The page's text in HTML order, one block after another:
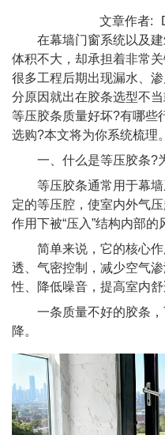
文章作者:
在幕墙门窗系统以及建
体积不大，却承担着非常
很多工程后期出现漏水、
分原因就出在胶条选型不
等压胶条质量好坏?有哪些
选购?本文将为你系统梳理。
一、什么是等压胶条?
等压胶条通常用于幕墙
定的等压腔，使室内外气
作用下被“压入”结构内部的
简单来说，它的核心作
透、气密控制，减少空气
性、降低噪音，提高室内舒
一条质量不好的胶条，
降。